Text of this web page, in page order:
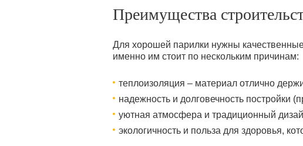
Преимущества
Для хорошей парилки нужны
именно им стоит по нескольким причинам:
теплоизоляция – материал отлично
надежность и долговечность постройки
уютная атмосфера и традиционный
экологичность и польза для здоровья,